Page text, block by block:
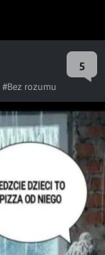
5
#Bez rozumu